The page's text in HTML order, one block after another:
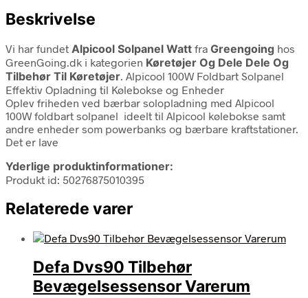
Beskrivelse
Vi har fundet Alpicool Solpanel Watt fra Greengoing hos
GreenGoing.dk i kategorien Køretøjer Og Dele Dele Og
Tilbehør Til Køretøjer. Alpicool 100W Foldbart Solpanel
Effektiv Opladning til Kølebokse og Enheder
Oplev friheden ved bærbar solopladning med Alpicool
100W foldbart solpanel ideelt til Alpicool kølebokse samt
andre enheder som powerbanks og bærbare kraftstationer.
Det er lave
Yderlige produktinformationer:
Produkt id: 50276875010395
Relaterede varer
Defa Dvs90 Tilbehør
Bevægelsessensor Varerum